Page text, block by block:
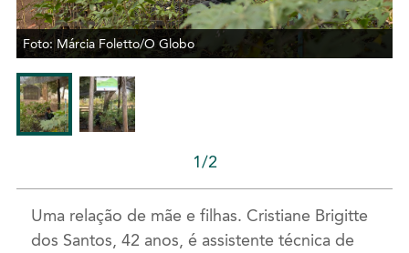
Foto: Márcia Foletto/O Globo
1/2
Uma relação de mãe e filhas. Cristiane Brigitte
dos Santos, 42 anos, é assistente técnica de